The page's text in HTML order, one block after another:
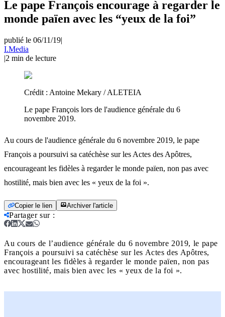
Le pape François encourage à regarder le
monde païen avec les “yeux de la foi”
publié le 06/11/19|
I.Media
|2 min de lecture
Crédit : Antoine Mekary / ALETEIA
Le pape François lors de l'audience générale du 6
novembre 2019.
Au cours de l'audience générale du 6 novembre 2019, le pape
François a poursuivi sa catéchèse sur les Actes des Apôtres,
encourageant les fidèles à regarder le monde païen, non pas avec
hostilité, mais bien avec les « yeux de la foi ».
Copier le lien Archiver l'article
Partager sur:
Au cours de l’audience générale du 6 novembre 2019, le pape
François a poursuivi sa catéchèse sur les Actes des Apôtres,
encourageant les fidèles à regarder le monde païen, non pas
avec hostilité, mais bien avec les « yeux de la foi ».